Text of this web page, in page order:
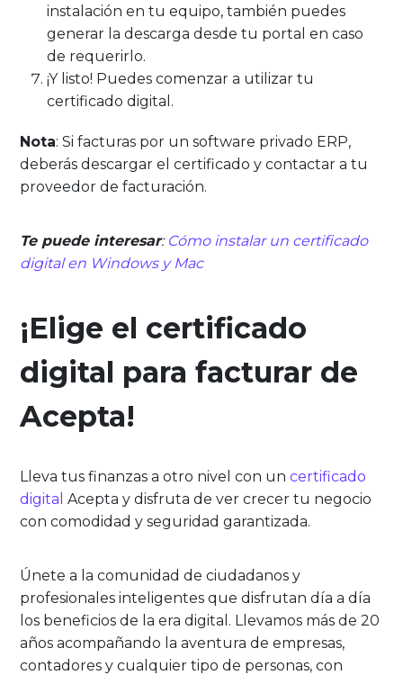
instalación en tu equipo, también puedes
generar la descarga desde tu portal en caso
de requerirlo.
¡Y listo! Puedes comenzar a utilizar tu
certificado digital.
Nota: Si facturas por un software privado ERP,
deberás descargar el certificado y contactar a tu
proveedor de facturación.
Te puede interesar: Cómo instalar un certificado
digital en Windows y Mac
¡Elige el certificado
digital para facturar de
Acepta!
Lleva tus finanzas a otro nivel con uncertificado
digital Acepta y disfruta de ver crecer tu negocio
con comodidad y seguridad garantizada.
Únete a la comunidad de ciudadanos y
profesionales inteligentes que disfrutan día a día
los beneficios de la era digital. Llevamos más de 20
años acompañando la aventura de empresas,
contadores y cualquier tipo de personas, con